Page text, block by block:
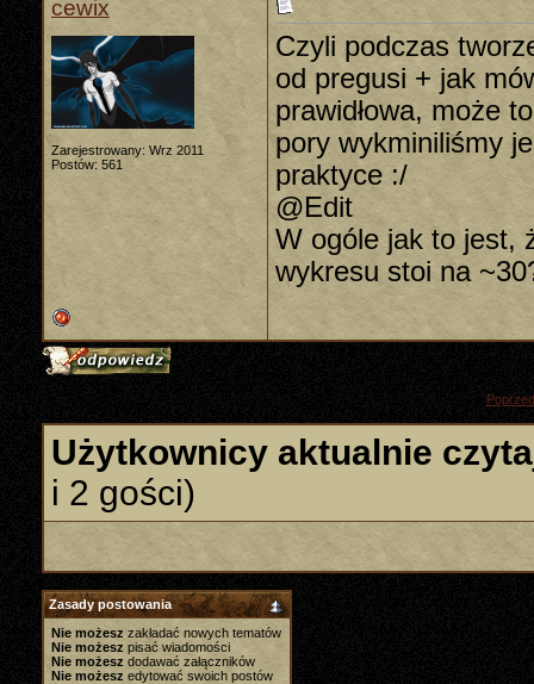
cewix
Zarejestrowany: Wrz 2011
Postów: 561
Czyli podczas
od pregusi + jak
prawidłowa, może
pory wykminiliśmy
praktyce :/
@Edit
W ogóle jak to jest,
wykresu stoi na
Użytkownicy aktualnie
i 2 gości)
Zasady postowania
Nie możesz zakładać nowych tematów
Nie możesz pisać wiadomości
Nie możesz dodawać załączników
Nie możesz edytować swoich postów